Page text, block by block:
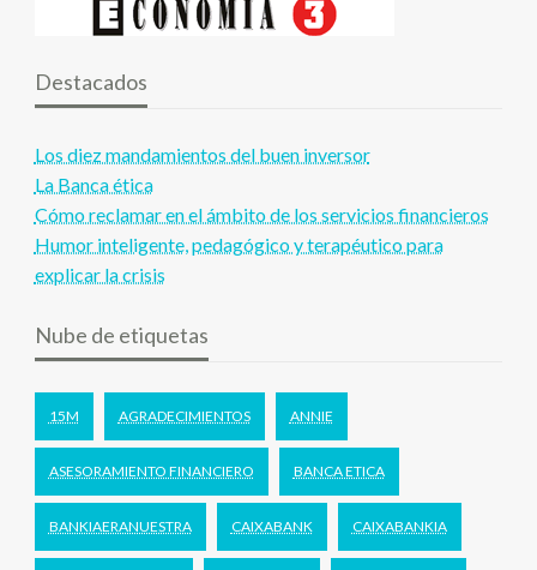
Destacados
Los diez mandamientos del buen inversor
La Banca ética
Cómo reclamar en el ámbito de los servicios financieros
Humor inteligente, pedagógico y terapéutico para
explicar la crisis
Nube de etiquetas
15M AGRADECIMIENTOS ANNIE
ASESORAMIENTO FINANCIERO BANCA ETICA
BANKIAERANUESTRA CAIXABANK CAIXABANKIA